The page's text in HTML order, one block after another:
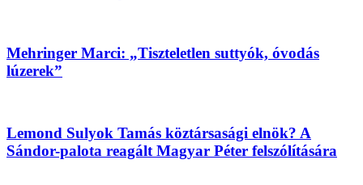
Mehringer Marci: „Tiszteletlen suttyók, óvodás
lúzerek”
Lemond Sulyok Tamás köztársasági elnök? A
Sándor-palota reagált Magyar Péter felszólítására